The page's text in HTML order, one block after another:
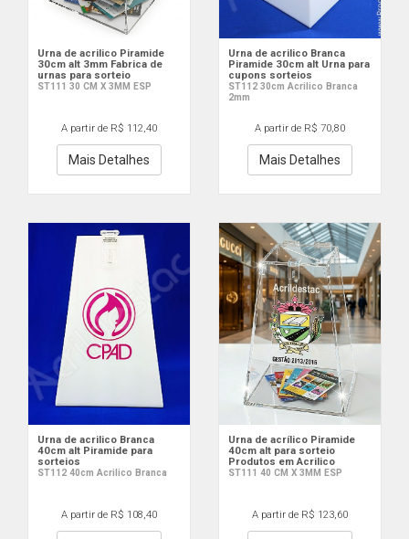
Urna de acrilico Piramide
30cm alt 3mm Fabrica de
urnas para sorteio
ST111 30 CM X 3MM ESP
A partir de R$ 112,40
Mais Detalhes
Urna de acrilico Branca
Piramide 30cm alt Urna para
cupons sorteios
ST112 30cm Acrilico Branca
2mm
A partir de R$ 70,80
Mais Detalhes
Urna de acrilico Branca
40cm alt Piramide para
sorteios
ST112 40cm Acrilico Branca
A partir de R$ 108,40
Urna de acrílico Piramide
40cm alt para sorteio
Produtos em Acrilico
ST111 40 CM X 3MM ESP
A partir de R$ 123,60